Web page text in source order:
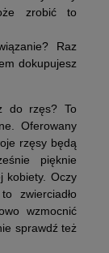
zrobić to
Raz
dokupujesz
do rzęs? To
Oferowany
rzęsy będą
pięknie
kobiety. Oczy
zwierciadło
wzmocnić
sprawdź też